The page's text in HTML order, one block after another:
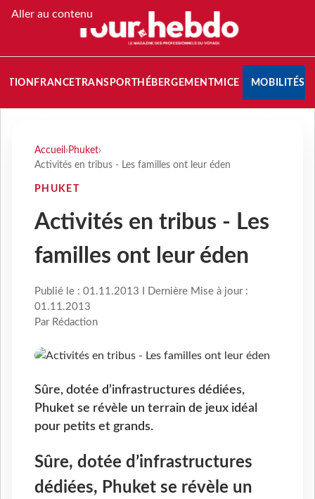
Aller au contenu
FRANCETRANSPORT HÉBERGEMENTMICE MOBILITÉS
Accueil › Phuket›
Activités en tribus - Les familles ont leur éden
PHUKET
Activités en tribus - Les
familles ont leur éden
Publié le : 01.11.2013 I Dernière Mise à jour :
01.11.2013
Par Rédaction
Sûre, dotée d’infrastructures dédiées,
Phuket se révèle un terrain de jeux idéal
pour petits et grands.
Sûre, dotée d’infrastructures
dédiées, Phuket se révèle un